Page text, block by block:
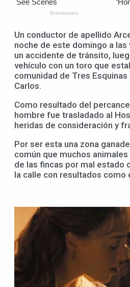
Un conductor de apellido
noche de este domingo a
un accidente de tránsito,
vehículo con un toro que
comunidad de Tres Esquinas
Carlos.
Como resultado del
hombre fue trasladado al
heridas de consideración y
Por ser esta una zona
común que muchos
de las fincas por mal estado
la calle con resultados como